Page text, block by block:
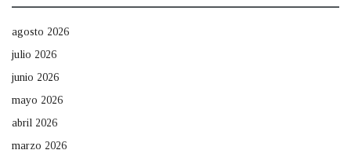
agosto 2026
julio 2026
junio 2026
mayo 2026
abril 2026
marzo 2026